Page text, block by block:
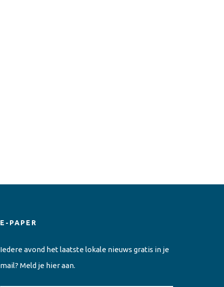
E-PAPER
Iedere avond het laatste lokale nieuws gratis in je
mail? Meld je hier aan.